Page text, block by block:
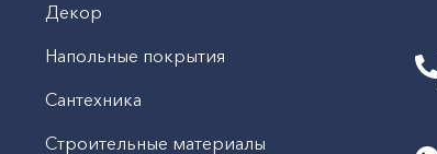
Декор
Напольные покрытия
Сантехника
Строительные материалы